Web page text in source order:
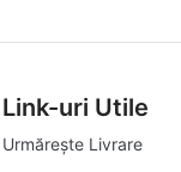
Link-uri Utile
Urmărește Livrare